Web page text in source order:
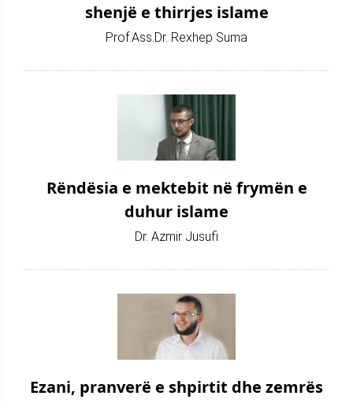
shenjë e thirrjes islame
Prof.Ass.Dr. Rexhep Suma
Rëndësia e mektebit në frymën e
duhur islame
Dr. Azmir Jusufi
Ezani, pranverë e shpirtit dhe zemrës